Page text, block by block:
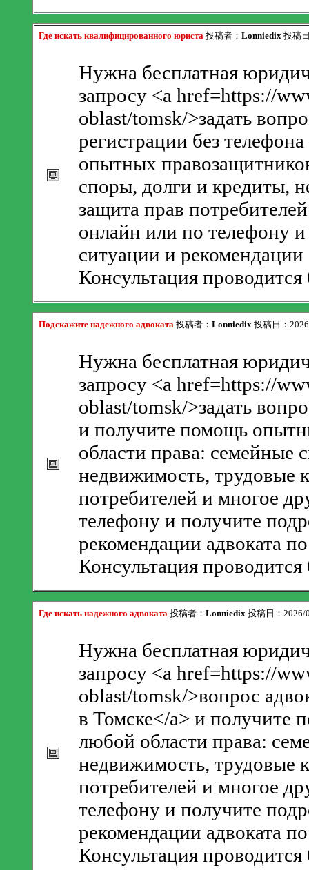
Где искать квалифицированного юриста 投稿者： Lonniedix 投稿
Нужна бесплатная
запросу <a href=https://
oblast/tomsk/>задать
регистрации без
опытных
споры, долги и кредиты,
защита прав
онлайн или по телефону
ситуации и
Консультация
Подскажите надежного адвоката 投稿者： Lonniedix 投稿日：
Нужна бесплатная
запросу <a href=https://
oblast/tomsk/>задать
и получите помощь
области права: семейные
недвижимость, трудовые
потребителей и многое
телефону и получите
рекомендации адвоката
Консультация
Где искать надежного адвоката 投稿者： Lonniedix 投稿日：
Нужна бесплатная
запросу <a href=https://
oblast/tomsk/>вопрос
в Томске</a> и получите
любой области права:
недвижимость, трудовые
потребителей и многое
телефону и получите
рекомендации адвоката
Консультация